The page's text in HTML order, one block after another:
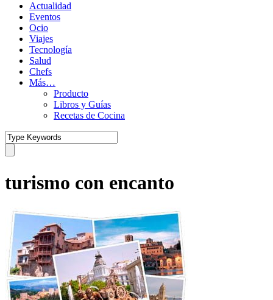
Actualidad
Eventos
Ocio
Viajes
Tecnología
Salud
Chefs
Más…
Producto
Libros y Guías
Recetas de Cocina
turismo con encanto